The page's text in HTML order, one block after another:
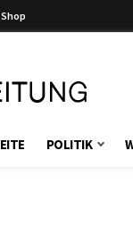
Shop
POLITIK